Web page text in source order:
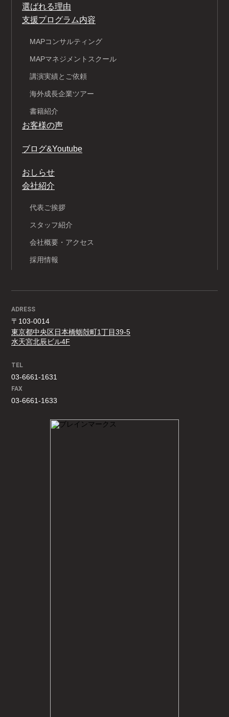
選ばれる理由
支援プログラム内容
MAPコンサルティング
MAPマネジメントスクール
講演実績とご依頼
海外成長企業ツアー
書籍紹介
お客様の声
ブログ&Youtube
おしらせ
会社紹介
代表ご挨拶
スタッフ紹介
会社概要・アクセス
採用情報
ADRESS
〒103-0014
東京都中央区日本橋蛎殻町1丁目39-5
水天宮北辰ビル4F
TEL
03-6661-1631
FAX
03-6661-1633